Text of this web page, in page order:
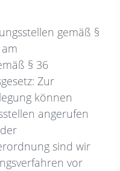
gemäß §
§ 36
Zur
können
angerufen
sind wir
vor